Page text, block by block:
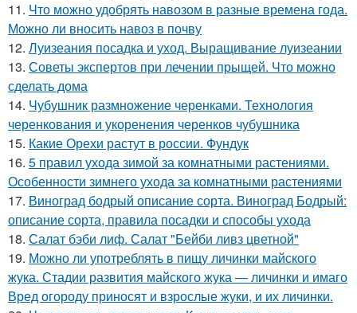
11. Что можно удобрять навозом в разные времена года.
Можно ли вносить навоз в почву
12. Луизеания посадка и уход. Выращивание луизеании
13. Советы экспертов при лечении прыщей. Что можно
сделать дома
14. Чубушник размножение черенками. Технология
черенкования и укоренения черенков чубушника
15. Какие Орехи растут в россии. Фундук
16. 5 правил ухода зимой за комнатными растениями.
Особенности зимнего ухода за комнатными растениями
17. Виноград бодрый описание сорта. Виноград Бодрый:
описание сорта, правила посадки и способы ухода
18. Салат бэби лиф. Салат "Бейби ливз цветной"
19. Можно ли употреблять в пищу личинки майского
жука. Стадии развития майского жука — личинки и имаго
Вред огороду приносят и взрослые жуки, и их личинки.